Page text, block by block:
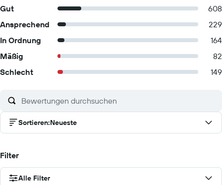
Gut
608
Ansprechend
229
In Ordnung
164
Mäßig
82
Schlecht
149
Sortieren:Neueste
Filter
Alle Filter